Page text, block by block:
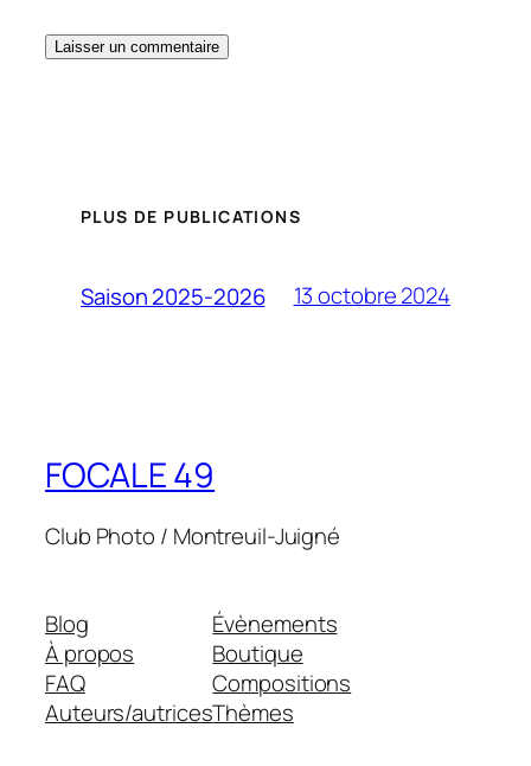
PLUS DE PUBLICATIONS
Saison 2025-2026 13 octobre 2024
FOCALE 49
Club Photo / Montreuil-Juigné
Blog
À propos
FAQ
Auteurs/autrices
Évènements
Boutique
Compositions
Thèmes